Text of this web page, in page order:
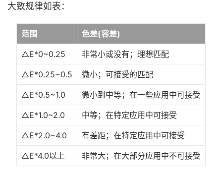
大致规律如表：
范围 色差(容差)
△E*0~0.25 非常小或没有；理想匹配
△E*0.25~0.5 微小；可接受的匹配
△E*0.5~1.0 微小到中等；在一些应用中可接受
△E*1.0~2.0 中等；在特定应用中可接受
△E*2.0~4.0 有差距；在特定应用中可接受
△E*4.0以上 非常大；在大部分应用中不可接受